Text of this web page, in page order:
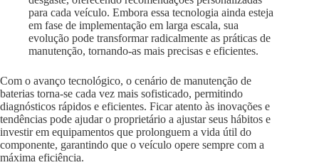
para cada veículo. Embora essa tecnologia ainda esteja
em fase de implementação em larga escala, sua
evolução pode transformar radicalmente as práticas de
manutenção, tornando-as mais precisas e eficientes.
Com o avanço tecnológico, o cenário de manutenção de
baterias torna-se cada vez mais sofisticado, permitindo
diagnósticos rápidos e eficientes. Ficar atento às inovações e
tendências pode ajudar o proprietário a ajustar seus hábitos e
investir em equipamentos que prolonguem a vida útil do
componente, garantindo que o veículo opere sempre com a
máxima eficiência.